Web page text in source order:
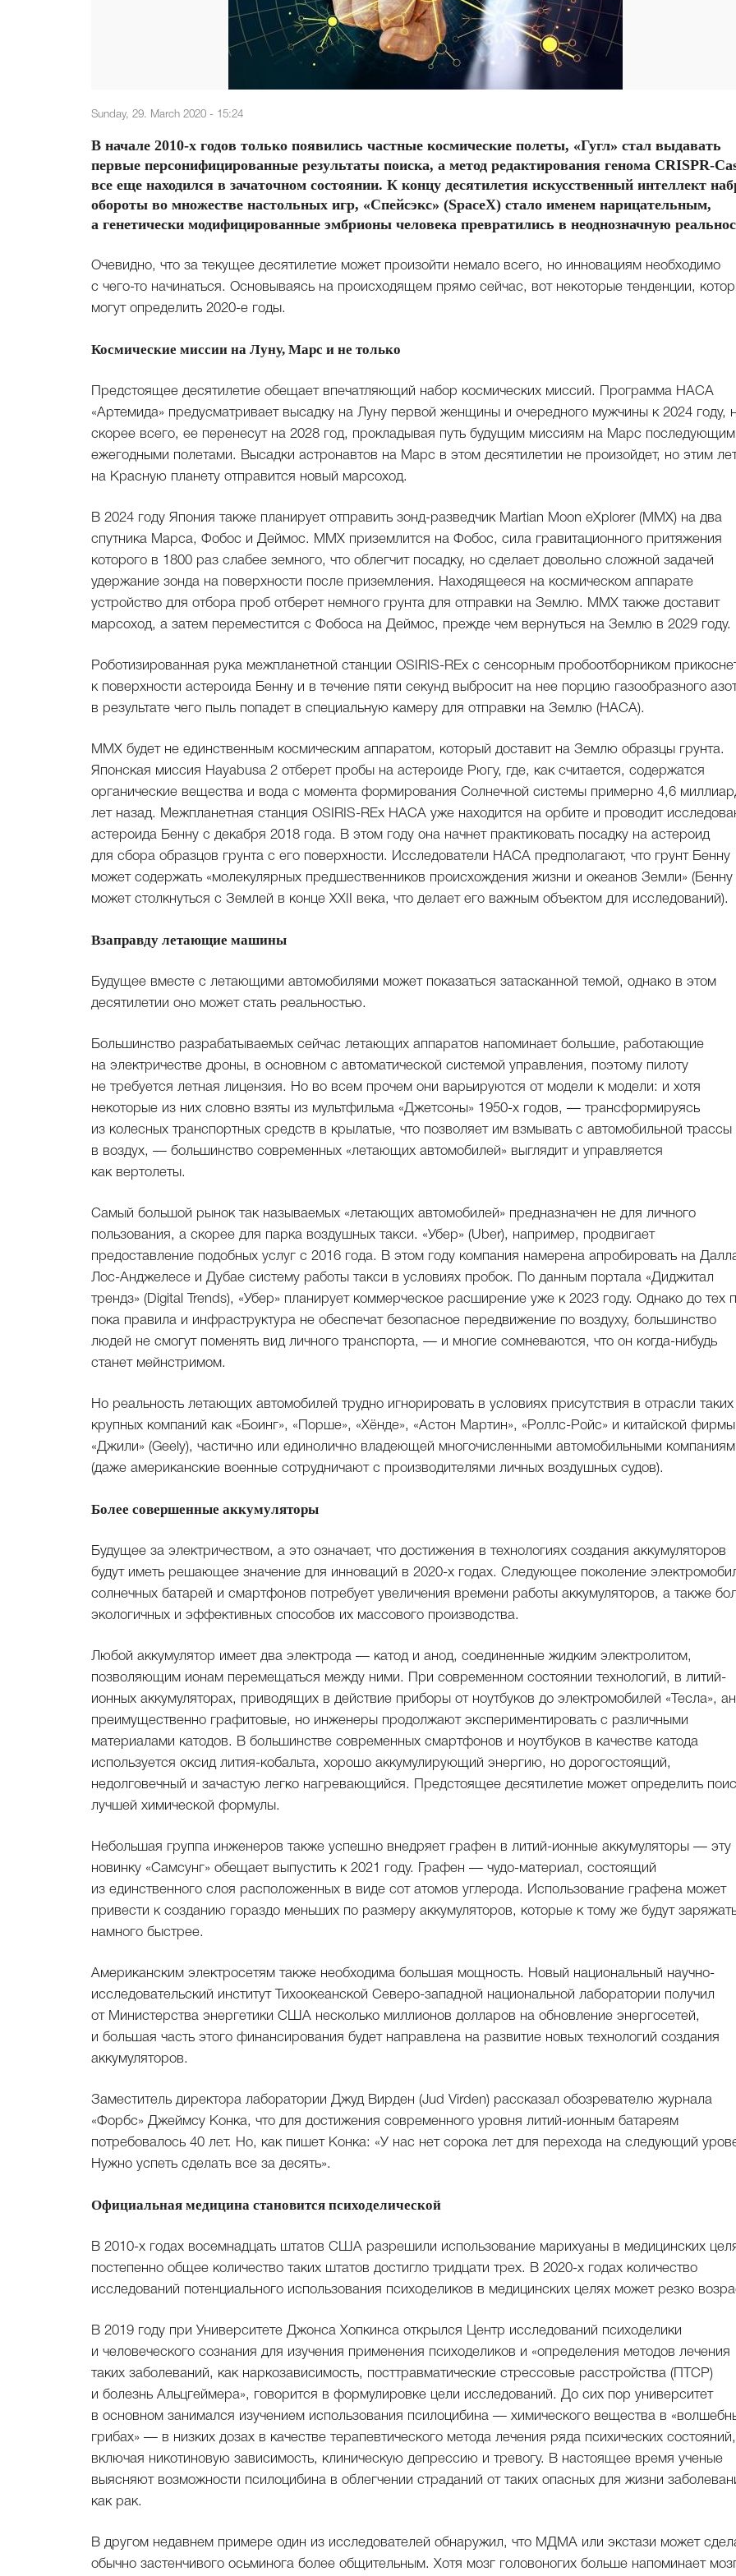
Sunday, 29. March 2020 - 15:24
В начале 2010-х годов только появились частные космические полеты, «Гугл» стал выдавать
первые персонифицированные результаты поиска, а метод редактирования генома CRISPR-
все еще находился в зачаточном состоянии. К концу десятилетия искусственный интеллект
обороты во множестве настольных игр, «Спейсэкс» (SpaceX) стало именем нарицательным,
а генетически модифицированные эмбрионы человека превратились в неоднозначную
Очевидно, что за текущее десятилетие может произойти немало всего, но инновациям необходимо
с чего-то начинаться. Основываясь на происходящем прямо сейчас, вот некоторые тенденции,
могут определить 2020-е годы.
Космические миссии на Луну, Марс и не только
Предстоящее десятилетие обещает впечатляющий набор космических миссий. Программа НАСА
«Артемида» предусматривает высадку на Луну первой женщины и очередного мужчины к 2024 году,
скорее всего, ее перенесут на 2028 год, прокладывая путь будущим миссиям на Марс
ежегодными полетами. Высадки астронавтов на Марс в этом десятилетии не произойдет, но этим
на Красную планету отправится новый марсоход.
В 2024 году Япония также планирует отправить зонд-разведчик Martian Moon eXplorer (MMX) на два
спутника Марса, Фобос и Деймос. MMX приземлится на Фобос, сила гравитационного притяжения
которого в 1800 раз слабее земного, что облегчит посадку, но сделает довольно сложной задачей
удержание зонда на поверхности после приземления. Находящееся на космическом аппарате
устройство для отбора проб отберет немного грунта для отправки на Землю. MMX также доставит
марсоход, а затем переместится с Фобоса на Деймос, прежде чем вернуться на Землю в 2029 году.
Роботизированная рука межпланетной станции OSIRIS-REx с сенсорным пробоотборником
к поверхности астероида Бенну и в течение пяти секунд выбросит на нее порцию газообразного
в результате чего пыль попадет в специальную камеру для отправки на Землю (НАСА).
MMX будет не единственным космическим аппаратом, который доставит на Землю образцы грунта.
Японская миссия Hayabusa 2 отберет пробы на астероиде Рюгу, где, как считается, содержатся
органические вещества и вода с момента формирования Солнечной системы примерно 4,6
лет назад. Межпланетная станция OSIRIS-REx НАСА уже находится на орбите и проводит
астероида Бенну с декабря 2018 года. В этом году она начнет практиковать посадку на астероид
для сбора образцов грунта с его поверхности. Исследователи НАСА предполагают, что грунт Бенну
может содержать «молекулярных предшественников происхождения жизни и океанов Земли» (Бенну
может столкнуться с Землей в конце XXII века, что делает его важным объектом для исследований).
Взаправду летающие машины
Будущее вместе с летающими автомобилями может показаться затасканной темой, однако в этом
десятилетии оно может стать реальностью.
Большинство разрабатываемых сейчас летающих аппаратов напоминает большие, работающие
на электричестве дроны, в основном с автоматической системой управления, поэтому пилоту
не требуется летная лицензия. Но во всем прочем они варьируются от модели к модели: и хотя
некоторые из них словно взяты из мультфильма «Джетсоны» 1950-х годов, — трансформируясь
из колесных транспортных средств в крылатые, что позволяет им взмывать с автомобильной трассы
в воздух, — большинство современных «летающих автомобилей» выглядит и управляется
как вертолеты.
Самый большой рынок так называемых «летающих автомобилей» предназначен не для личного
пользования, а скорее для парка воздушных такси. «Убер» (Uber), например, продвигает
предоставление подобных услуг с 2016 года. В этом году компания намерена апробировать на
Лос-Анджелесе и Дубае систему работы такси в условиях пробок. По данным портала «Диджитал
трендз» (Digital Trends), «Убер» планирует коммерческое расширение уже к 2023 году. Однако до тех
пока правила и инфраструктура не обеспечат безопасное передвижение по воздуху, большинство
людей не смогут поменять вид личного транспорта, — и многие сомневаются, что он когда-нибудь
станет мейнстримом.
Но реальность летающих автомобилей трудно игнорировать в условиях присутствия в отрасли таких
крупных компаний как «Боинг», «Порше», «Хёнде», «Астон Мартин», «Роллс-Ройс» и китайской фирмы
«Джили» (Geely), частично или единолично владеющей многочисленными автомобильными
(даже американские военные сотрудничают с производителями личных воздушных судов).
Более совершенные аккумуляторы
Будущее за электричеством, а это означает, что достижения в технологиях создания аккумуляторов
будут иметь решающее значение для инноваций в 2020-х годах. Следующее поколение
солнечных батарей и смартфонов потребует увеличения времени работы аккумуляторов, а также
экологичных и эффективных способов их массового производства.
Любой аккумулятор имеет два электрода — катод и анод, соединенные жидким электролитом,
позволяющим ионам перемещаться между ними. При современном состоянии технологий, в литий-
ионных аккумуляторах, приводящих в действие приборы от ноутбуков до электромобилей «Тесла»,
преимущественно графитовые, но инженеры продолжают экспериментировать с различными
материалами катодов. В большинстве современных смартфонов и ноутбуков в качестве катода
используется оксид лития-кобальта, хорошо аккумулирующий энергию, но дорогостоящий,
недолговечный и зачастую легко нагревающийся. Предстоящее десятилетие может определить
лучшей химической формулы.
Небольшая группа инженеров также успешно внедряет графен в литий-ионные аккумуляторы — эту
новинку «Самсунг» обещает выпустить к 2021 году. Графен — чудо-материал, состоящий
из единственного слоя расположенных в виде сот атомов углерода. Использование графена может
привести к созданию гораздо меньших по размеру аккумуляторов, которые к тому же будут
намного быстрее.
Американским электросетям также необходима большая мощность. Новый национальный научно-
исследовательский институт Тихоокеанской Северо-западной национальной лаборатории получил
от Министерства энергетики США несколько миллионов долларов на обновление энергосетей,
и большая часть этого финансирования будет направлена на развитие новых технологий создания
аккумуляторов.
Заместитель директора лаборатории Джуд Вирден (Jud Virden) рассказал обозревателю журнала
«Форбс» Джеймсу Конка, что для достижения современного уровня литий-ионным батареям
потребовалось 40 лет. Но, как пишет Конка: «У нас нет сорока лет для перехода на следующий
Нужно успеть сделать все за десять».
Официальная медицина становится психоделической
В 2010-х годах восемнадцать штатов США разрешили использование марихуаны в медицинских
постепенно общее количество таких штатов достигло тридцати трех. В 2020-х годах количество
исследований потенциального использования психоделиков в медицинских целях может резко
В 2019 году при Университете Джонса Хопкинса открылся Центр исследований психоделики
и человеческого сознания для изучения применения психоделиков и «определения методов лечения
таких заболеваний, как наркозависимость, посттравматические стрессовые расстройства (ПТСР)
и болезнь Альцгеймера», говорится в формулировке цели исследований. До сих пор университет
в основном занимался изучением использования псилоцибина — химического вещества в
грибах» — в низких дозах в качестве терапевтического метода лечения ряда психических состояний,
включая никотиновую зависимость, клиническую депрессию и тревогу. В настоящее время ученые
выясняют возможности псилоцибина в облегчении страданий от таких опасных для жизни
как рак.
В другом недавнем примере один из исследователей обнаружил, что МДМА или экстази может
обычно застенчивого осьминога более общительным. Хотя мозг головоногих больше напоминает